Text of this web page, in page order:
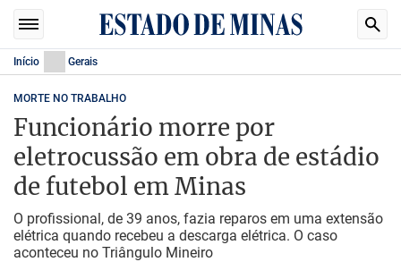
Início Gerais
MORTE NO TRABALHO
Funcionário morre por
eletrocussão em obra de estádio
de futebol em Minas
O profissional, de 39 anos, fazia reparos em uma extensão
elétrica quando recebeu a descarga elétrica. O caso
aconteceu no Triângulo Mineiro